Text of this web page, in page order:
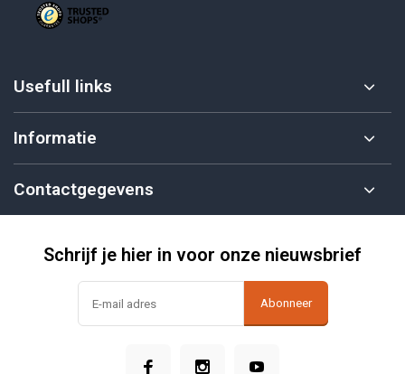
Usefull links
Informatie
Contactgegevens
Schrijf je hier in voor onze nieuwsbrief
Abonneer